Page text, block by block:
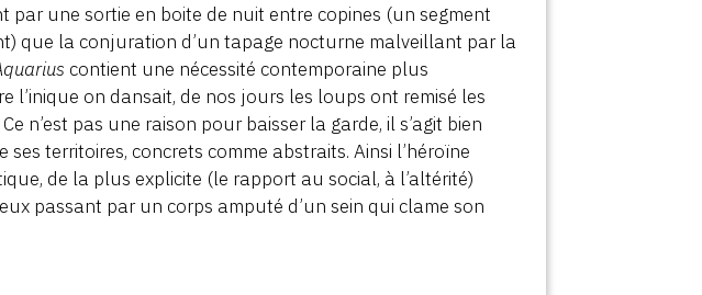
par une sortie en boite de nuit entre copines (un segment
que la conjuration d’un tapage nocturne malveillant par la
contient une nécessité contemporaine plus
l’inique on dansait, de nos jours les loups ont remisé les
n’est pas une raison pour baisser la garde, il s’agit bien
territoires, concrets comme abstraits. Ainsi l’héroïne
de la plus explicite (le rapport au social, à l’altérité)
passant par un corps amputé d’un sein qui clame son